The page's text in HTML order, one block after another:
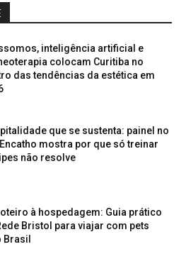
inteligência artificial e
colocam Curitiba no
das tendências da estética em
que se sustenta: painel no
mostra por que só treinar
não resolve
à hospedagem: Guia prático
Bristol para viajar com pets
Brasil